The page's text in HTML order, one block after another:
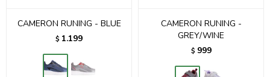
CAMERON RUNING - BLUE
$ 1.199
CAMERON RUNING -
GREY/WINE
$ 999